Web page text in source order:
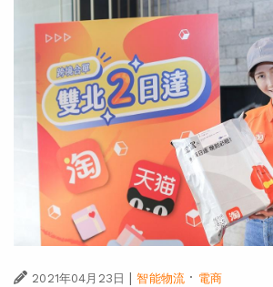
2021年04月23日 | 智能物流 · 電商